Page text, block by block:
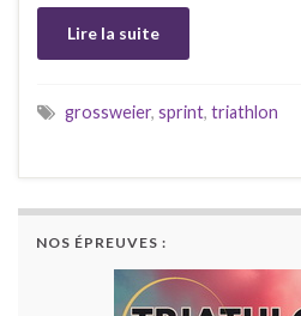
Lire la suite
grossweier, sprint, triathlon
NOS ÉPREUVES :